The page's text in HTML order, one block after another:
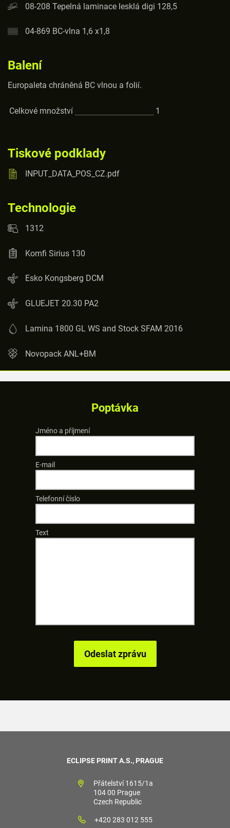
08-208 Tepelná laminace lesklá digi 128,5
04-869 BC-vlna 1,6 x1,8
Balení
Europaleta chráněná BC vlnou a folií.
Celkové množství 1
Tiskové podklady
INPUT_DATA_POS_CZ.pdf
Technologie
1312
Komfi Sirius 130
Esko Kongsberg DCM
GLUEJET 20.30 PA2
Lamina 1800 GL WS and Stock SFAM 2016
Novopack ANL+BM
Poptávka
Jméno a příjmení
E-mail
Telefonní číslo
Text
ECLIPSE PRINT A.S., PRAGUE
Přátelství 1615/1a
104 00 Prague
Czech Republic
+420 283 012 555